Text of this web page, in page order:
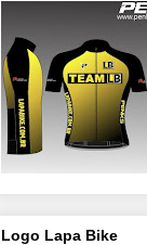
Logo Lapa Bike